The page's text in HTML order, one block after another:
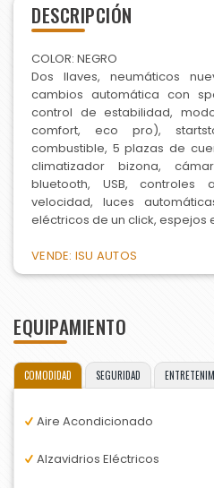
DESCRIPCIÓN
COLOR: NEGRO
Dos llaves, neumáticos
cambios automática con
control de estabilidad,
comfort, eco pro),
combustible, 5 plazas de
climatizador bizona,
bluetooth, USB,
velocidad, luces
eléctricos de un click, espejos
VENDE: ISU AUTOS
EQUIPAMIENTO
COMODIDAD SEGURIDAD
Aire Acondicionado
Alzavidrios Eléctricos